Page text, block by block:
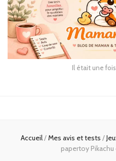
Il était une
Accueil/Mes avis et tests /
papertoy